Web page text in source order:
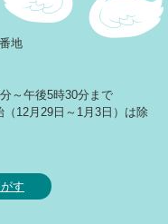
地
～午後5時30分まで
（12月29日～1月3日）は除
す